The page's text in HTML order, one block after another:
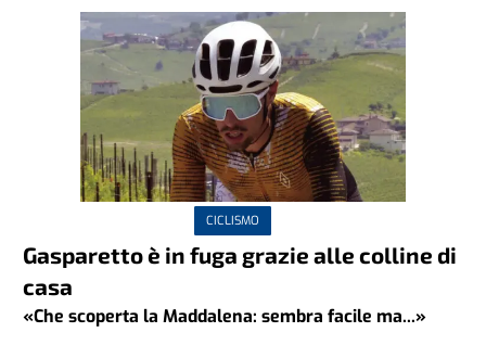
CICLISMO
Gasparetto è in fuga grazie alle colline di
casa
«Che scoperta la Maddalena: sembra facile ma...»